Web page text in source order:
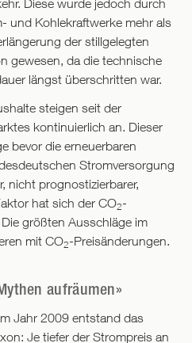
Diese wurde jedoch durch
und Kohlekraftwerke mehr als
der stillgelegten
gewesen, da die technische
längst überschritten war.
steigen seit der
kontinuierlich an. Dieser
bevor die erneuerbaren
Stromversorgung
nicht prognostizierbarer,
hat sich der CO2-
größten Ausschläge im
mit CO2-Preisänderungen.
aufräumen»
Jahr 2009 entstand das
Je tiefer der Strompreis an